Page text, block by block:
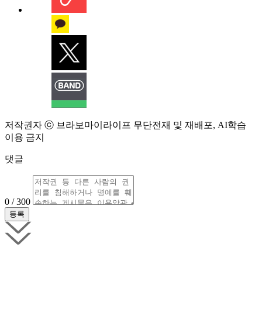
저작권자 ⓒ 브라보마이라이프 무단전재 및 재배포, AI학습
이용 금지
댓글
0 / 300